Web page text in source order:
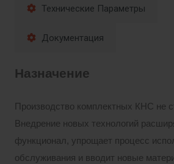
Технические Параметры
Документация
Назначение
Производство комплектных КНС не
Внедрение новых технологий
функционал, упрощает процесс
обслуживания и вводит новые